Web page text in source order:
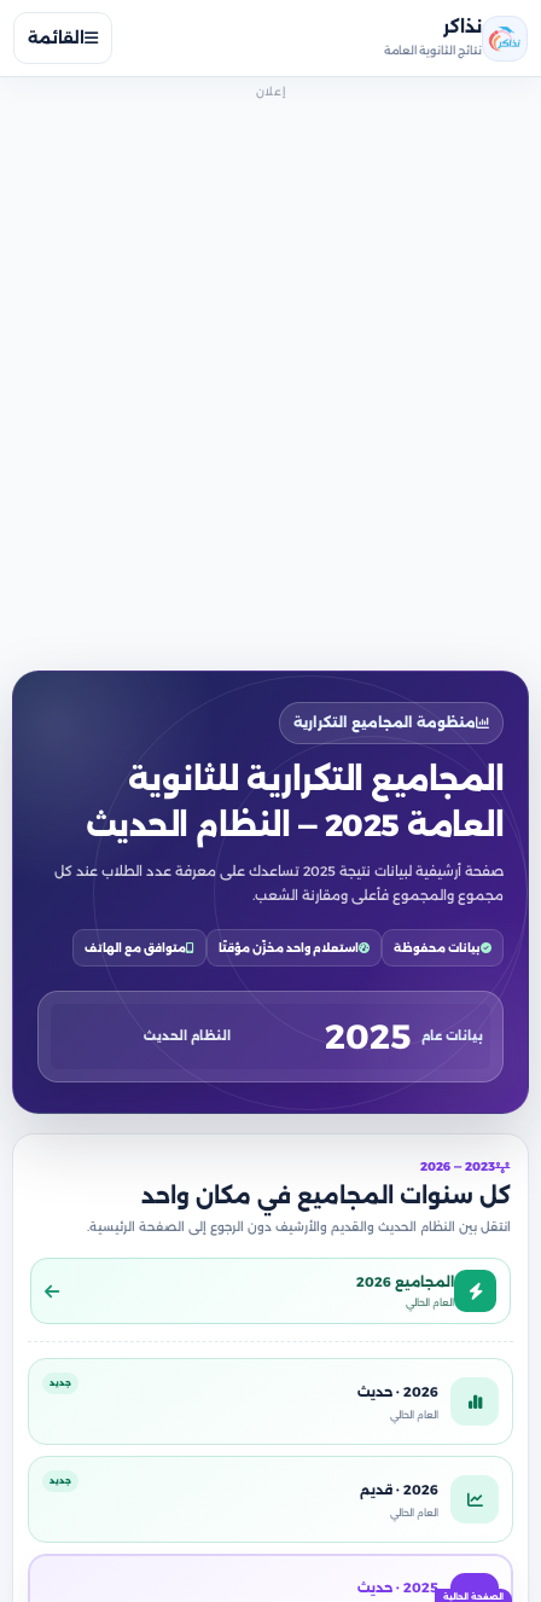
نذاكر
نتائج الثانوية العامة
القائمة
إعلان
منظومة المجاميع التكرارية
المجاميع التكرارية للثانوية
العامة 2025 — النظام الحديث
صفحة أرشيفية لبيانات نتيجة 2025 تساعدك على معرفة عدد الطلاب عند كل
مجموع والمجموع فأعلى ومقارنة الشعب.
بيانات محفوظة استعلام واحد مخزّن مؤقتًا متوافق مع الهاتف
بيانات عام 2025 النظام الحديث
2023 — 2026
كل سنوات المجاميع في مكان واحد
انتقل بين النظام الحديث والقديم والأرشيف دون الرجوع إلى الصفحة الرئيسية.
المجاميع 2026
العام الحالي
2026 · حديث
العام الحالي
جديد
2026 · قديم
العام الحالي
جديد
2025 · حديث